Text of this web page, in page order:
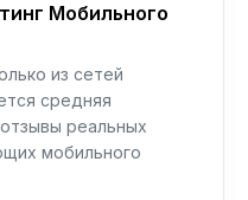
Мобильного
из сетей
средняя
реальных
мобильного